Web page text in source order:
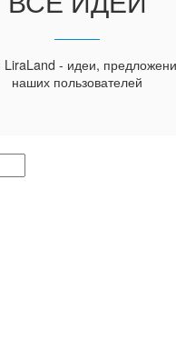
LiraLand - идеи,
наших пользователей